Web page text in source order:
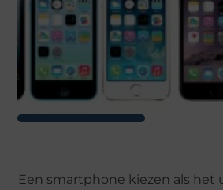
Een smartphone kiezen als het